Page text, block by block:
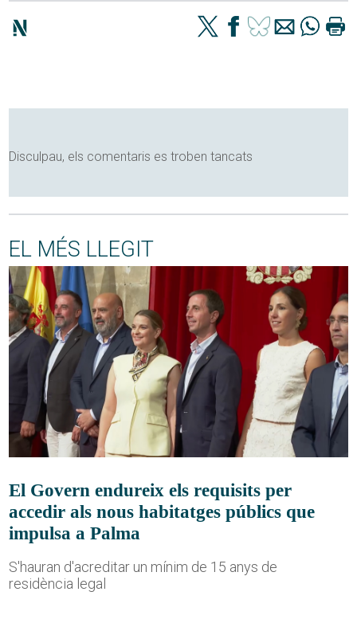
Disculpau, els comentaris es troben tancats
EL MÉS LLEGIT
El Govern endureix els requisits per
accedir als nous habitatges públics que
impulsa a Palma
S'hauran d'acreditar un mínim de 15 anys de
residència legal